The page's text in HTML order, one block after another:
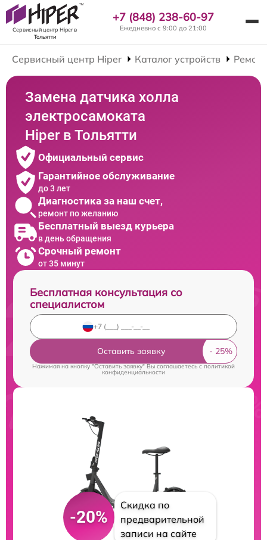
Сервисный центр Hiperв
Тольятти
+7 (848) 238-60-97
Ежедневно с 9:00 до 21:00
Сервисный центр Hiper Каталог устройств
Замена датчика холла
электросамоката
Hiper в Тольятти
Официальный сервис
Гарантийное обслуживание
до 3 лет
Диагностика за наш счет,
ремонт по желанию
Бесплатный выезд курьера
в день обращения
Срочный ремонт
от 35 минут
Бесплатная консультация со
специалистом
Оставить заявку
Нажимая на кнопку "Оставить заявку" Вы соглашаетесь cполитикой
конфиденциальности
-20%
Скидка по
предварительной
записи на сайте